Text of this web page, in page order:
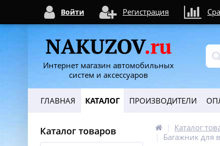
Интернет магазин автомобильных
систем и аксессуаров
ГЛАВНАЯ КАТАЛОГ ПРОИЗВОДИТЕЛИ
Каталог товаров Каталог
Багажник для
Войти Регистрация